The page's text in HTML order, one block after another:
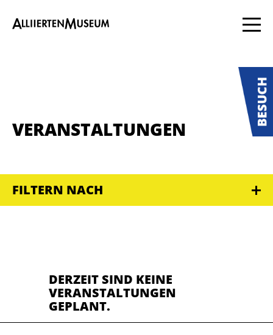
VERANSTALTUNGEN
FILTERN NACH
DERZEIT SIND KEINE
VERANSTALTUNGEN
GEPLANT.